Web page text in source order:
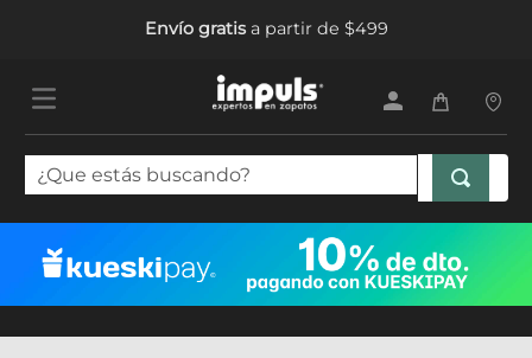
Envío gratisa partir de $499
¿Que estás buscando?
1.
sandalias mujer